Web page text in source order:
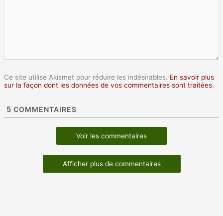
Ce site utilise Akismet pour réduire les indésirables. En savoir plus
sur la façon dont les données de vos commentaires sont traitées.
5 COMMENTAIRES
Voir les commentaires
Afficher plus de commentaires